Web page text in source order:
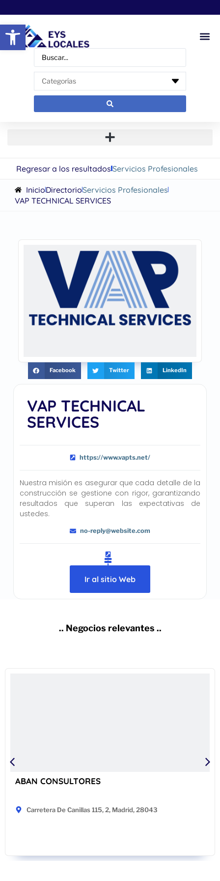
Abrir barra de herramientas
Regresar a los resultadosServicios Profesionales
InicioDirectorioServicios Profesionales
VAP TECHNICAL SERVICES
VAP TECHNICAL
SERVICES
https://www.vapts.net/
Nuestra misión es asegurar que cada detalle de la
construcción se gestione con rigor, garantizando
resultados que superan las expectativas de
ustedes.
no-reply@website.com
Ir al sitio Web
Facebook Twitter LinkedIn
.. Negocios relevantes ..
ABAN CONSULTORES
Carretera De Canillas 115, 2, Madrid, 28043